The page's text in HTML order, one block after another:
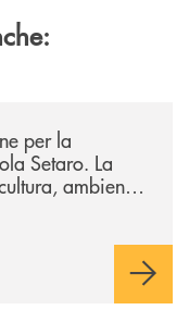
per la
Setaro. La
ambiente